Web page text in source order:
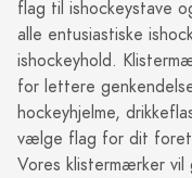
flag til ishockeystave
alle entusiastiske
ishockeyhold.
for lettere
hockeyhjelme,
vælge flag for dit
Vores klistermærker